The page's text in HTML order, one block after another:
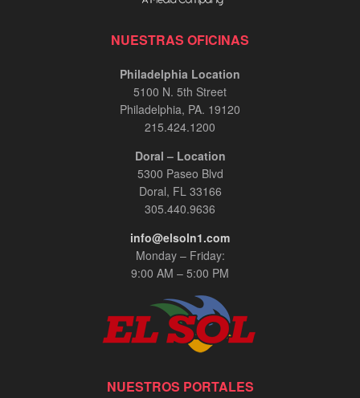
NUESTRAS OFICINAS
Philadelphia Location
5100 N. 5th Street
Philadelphia, PA. 19120
215.424.1200
Doral – Location
5300 Paseo Blvd
Doral, FL 33166
305.440.9636
info@elsoln1.com
Monday – Friday:
9:00 AM – 5:00 PM
NUESTROS PORTALES